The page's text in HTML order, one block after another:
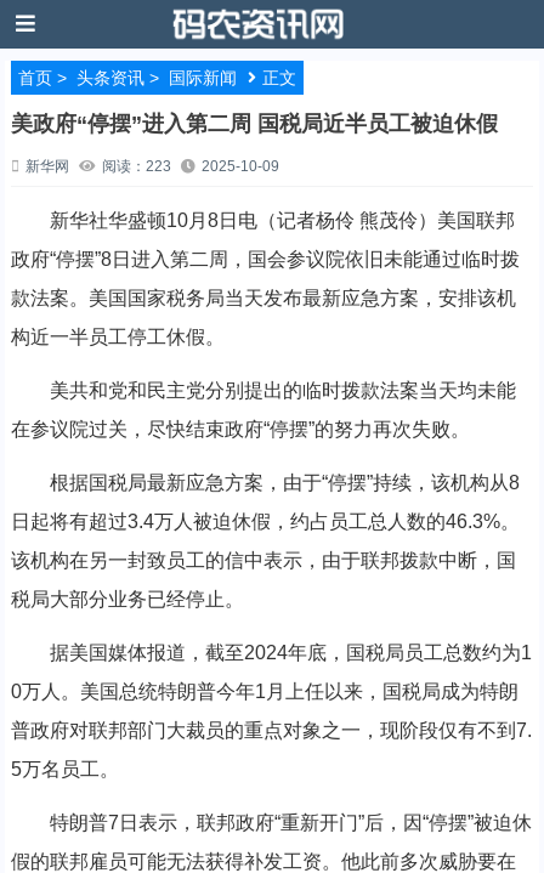
首页> 头条资讯> 国际新闻 正文
美政府“停摆”进入第二周 国税局近半员工被迫休假
新华网 阅读：223 2025-10-09
新华社华盛顿10月8日电（记者杨伶 熊茂伶）美国联邦
政府“停摆”8日进入第二周，国会参议院依旧未能通过临时拨
款法案。美国国家税务局当天发布最新应急方案，安排该机
构近一半员工停工休假。
美共和党和民主党分别提出的临时拨款法案当天均未能
在参议院过关，尽快结束政府“停摆”的努力再次失败。
根据国税局最新应急方案，由于“停摆”持续，该机构从8
日起将有超过3.4万人被迫休假，约占员工总人数的46.3%。
该机构在另一封致员工的信中表示，由于联邦拨款中断，国
税局大部分业务已经停止。
据美国媒体报道，截至2024年底，国税局员工总数约为1
0万人。美国总统特朗普今年1月上任以来，国税局成为特朗
普政府对联邦部门大裁员的重点对象之一，现阶段仅有不到7.
5万名员工。
特朗普7日表示，联邦政府“重新开门”后，因“停摆”被迫休
假的联邦雇员可能无法获得补发工资。他此前多次威胁要在